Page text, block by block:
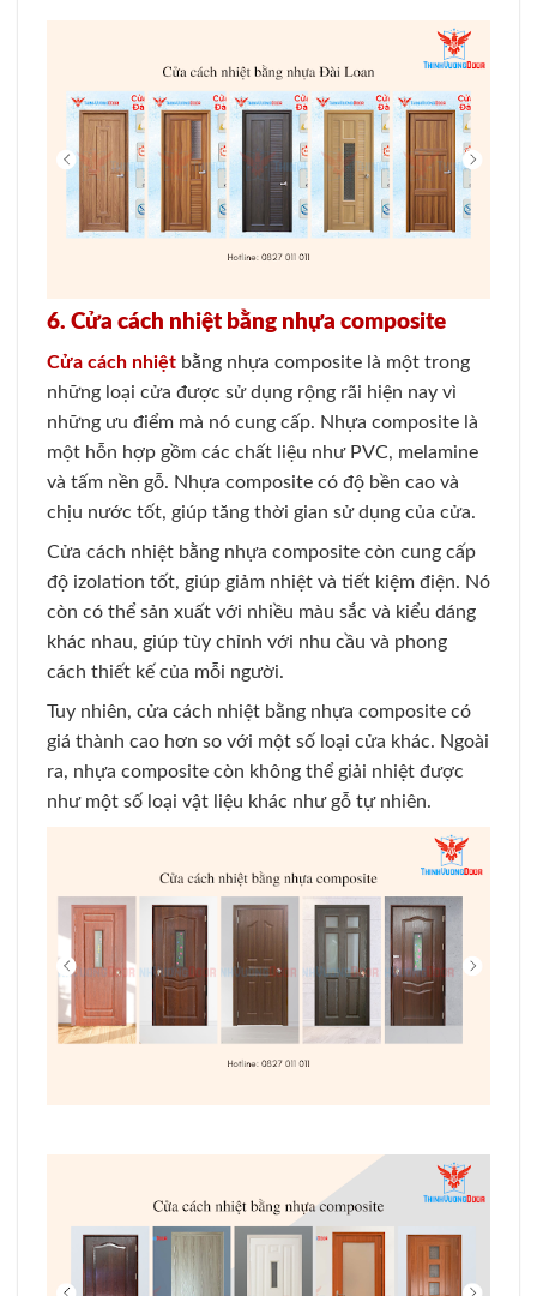
6. Cửa cách nhiệt bằng nhựa composite
Cửa cách nhiệt bằng nhựa composite là một trong
những loại cửa được sử dụng rộng rãi hiện nay vì
những ưu điểm mà nó cung cấp. Nhựa composite là
một hỗn hợp gồm các chất liệu như PVC, melamine
và tấm nền gỗ. Nhựa composite có độ bền cao và
chịu nước tốt, giúp tăng thời gian sử dụng của cửa.
Cửa cách nhiệt bằng nhựa composite còn cung cấp
độ izolation tốt, giúp giảm nhiệt và tiết kiệm điện. Nó
còn có thể sản xuất với nhiều màu sắc và kiểu dáng
khác nhau, giúp tùy chỉnh với nhu cầu và phong
cách thiết kế của mỗi người.
Tuy nhiên, cửa cách nhiệt bằng nhựa composite có
giá thành cao hơn so với một số loại cửa khác. Ngoài
ra, nhựa composite còn không thể giải nhiệt được
như một số loại vật liệu khác như gỗ tự nhiên.